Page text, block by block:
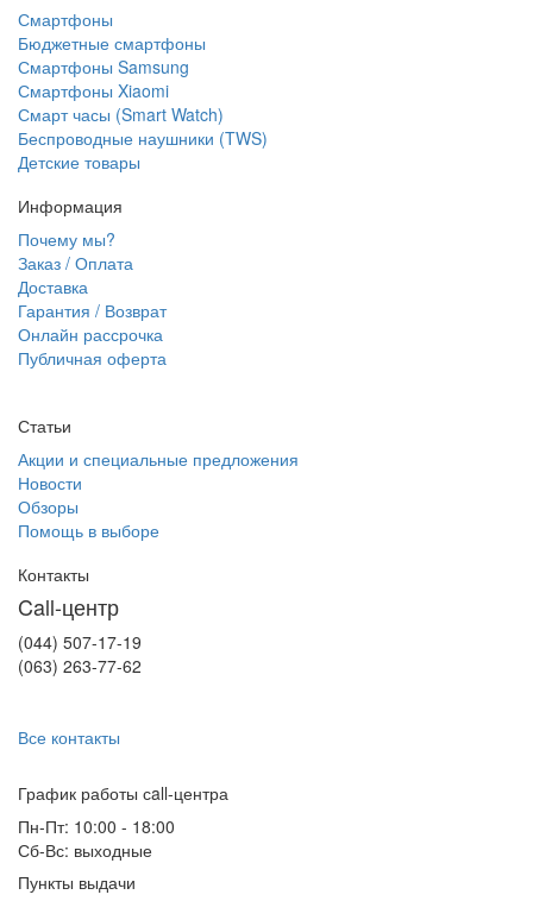
Смартфоны
Бюджетные смартфоны
Смартфоны Samsung
Смартфоны Xiaomi
Смарт часы (Smart Watch)
Беспроводные наушники (TWS)
Детские товары
Информация
Почему мы?
Заказ / Оплата
Доставка
Гарантия / Возврат
Онлайн рассрочка
Публичная оферта
Статьи
Акции и специальные предложения
Новости
Обзоры
Помощь в выборе
Контакты
Call-центр
(044) 507-17-19
(063) 263-77-62
Все контакты
График работы сall-центра
Пн-Пт: 10:00 - 18:00
Сб-Вс: выходные
Пункты выдачи